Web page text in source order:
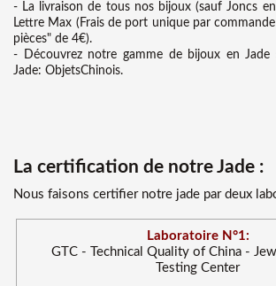
- La livraison de tous nos bijoux (sauf Joncs
Lettre Max (Frais de port unique par
pièces" de 4€).
- Découvrez notre gamme de bijoux en
Jade: ObjetsChinois.
La certification de notre Jade :
Nous faisons certifier notre jade par deux
Laboratoire N°1:
GTC - Technical Quality of China -
Testing Center